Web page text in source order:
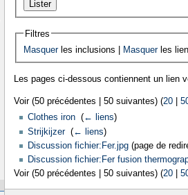
Filtres
Masquerles inclusions | Masquerles
Les pages ci-dessous contiennent un lien
Voir (50 précédentes | 50 suivantes) (20
Clothes iron‎ (← liens)
Strijkijzer‎ (← liens)
Discussion fichier:Fer.jpg(page de
Discussion fichier:Fer fusion
Voir (50 précédentes | 50 suivantes) (20